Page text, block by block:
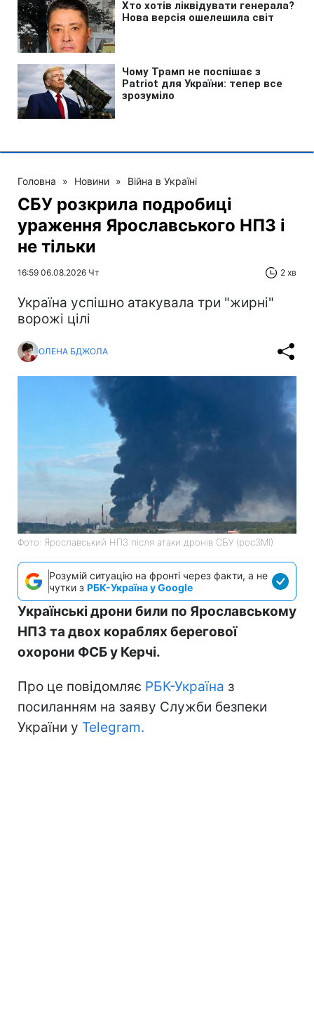
Головна » Новини » Війна в Україні
СБУ розкрила подробиці
ураження Ярославського НПЗ і
не тільки
16:59 06.08.2026 Чт 2 хв
Україна успішно атакувала три "жирні"
ворожі цілі
ОЛЕНА БДЖОЛА
Фото: Ярославський НПЗ після атаки дронів СБУ (росЗМІ)
Розумій ситуацію на фронті через факти, а не
чутки з РБК-Україна у Google
Українські дрони били по Ярославському
НПЗ та двох кораблях берегової
охорони ФСБ у Керчі.
Про це повідомляє РБК-Україна з
посиланням на заяву Служби безпеки
України у Telegram.